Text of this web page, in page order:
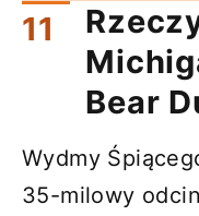
Bear
Wydmy
35-milowy